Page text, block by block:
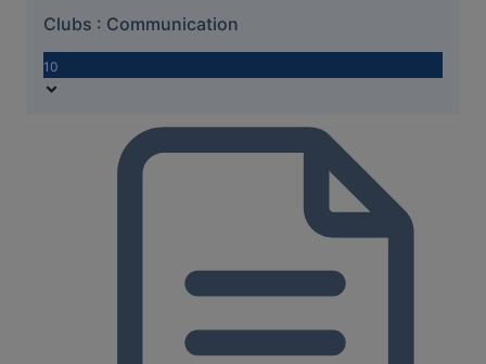
Clubs : Communication
10